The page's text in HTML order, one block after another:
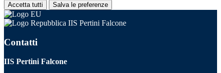
Accetta tutti Salva le preferenze
IIS Pertini Falcone
Contatti
IIS Pertini Falcone